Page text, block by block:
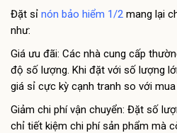
Đặt sỉ nón bảo hiểm 1/2 mang lại
như:
Giá ưu đãi: Các nhà cung cấp
độ số lượng. Khi đặt với số lượng
giá sỉ cực kỳ cạnh tranh so với mua
Giảm chi phí vận chuyển: Đặt số
chỉ tiết kiệm chi phí sản phẩm mà